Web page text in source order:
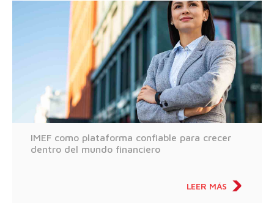
IMEF como plataforma confiable para crecer
dentro del mundo financiero
LEER MÁS